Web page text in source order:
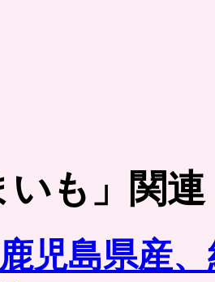
いも 」関連
児島県産